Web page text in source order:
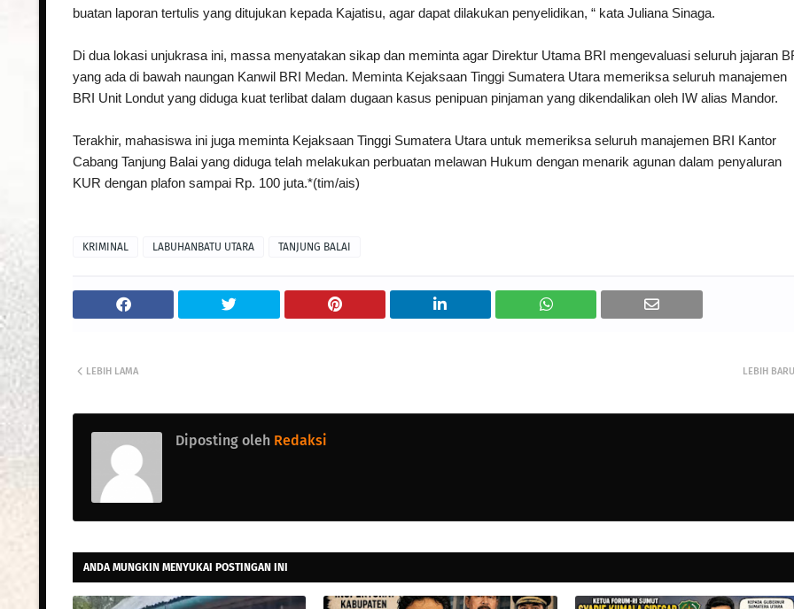
buatan laporan tertulis yang ditujukan kepada Kajatisu, agar dapat dilakukan penyelidikan, “ kata Juliana Sinaga.
Di dua lokasi unjukrasa ini, massa menyatakan sikap dan meminta agar Direktur Utama BRI mengevaluasi seluruh jajaran
yang ada di bawah naungan Kanwil BRI Medan. Meminta Kejaksaan Tinggi Sumatera Utara memeriksa seluruh manajemen
BRI Unit Londut yang diduga kuat terlibat dalam dugaan kasus penipuan pinjaman yang dikendalikan oleh IW alias Mandor.
Terakhir, mahasiswa ini juga meminta Kejaksaan Tinggi Sumatera Utara untuk memeriksa seluruh manajemen BRI Kantor
Cabang Tanjung Balai yang diduga telah melakukan perbuatan melawan Hukum dengan menarik agunan dalam penyaluran
KUR dengan plafon sampai Rp. 100 juta.*(tim/ais)
KRIMINAL LABUHANBATU UTARA TANJUNG BALAI
LEBIH BARU
LEBIH LAMA
Diposting oleh Redaksi
ANDA MUNGKIN MENYUKAI POSTINGAN INI